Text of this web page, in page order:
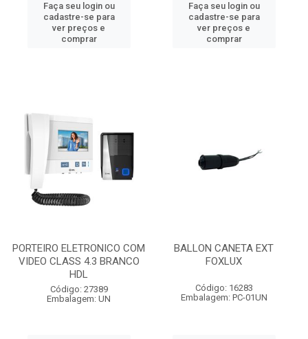
Faça seu login ou
cadastre-se para
ver preços e
comprar
Faça seu login ou
cadastre-se para
ver preços e
comprar
PORTEIRO ELETRONICO COM
VIDEO CLASS 4.3 BRANCO
HDL
Código: 27389
Embalagem: UN
BALLON CANETA EXT
FOXLUX
Código: 16283
Embalagem: PC-01UN